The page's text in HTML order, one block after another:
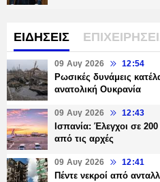
ΕΙΔΗΣΕΙΣ
09 Αυγ 2026 12:54
Ρωσικές δυνάμεις
ανατολική Ουκρανία
09 Αυγ 2026 12:43
Ισπανία: Έλεγχοι σε
από τις αρχές
09 Αυγ 2026 12:41
Πέντε νεκροί από